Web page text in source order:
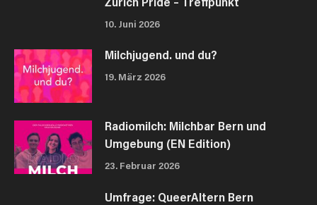
10. Juni 2026
Milchjugend. und du?
19. März 2026
Radiomilch: Milchbar Bern und
Umgebung (EN Edition)
23. Februar 2026
Umfrage: QueerAltern Bern